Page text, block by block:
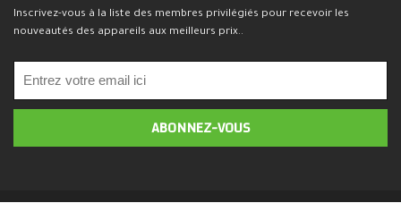
Inscrivez-vous à la liste des membres privilégiés pour recevoir les
nouveautés des appareils aux meilleurs prix..